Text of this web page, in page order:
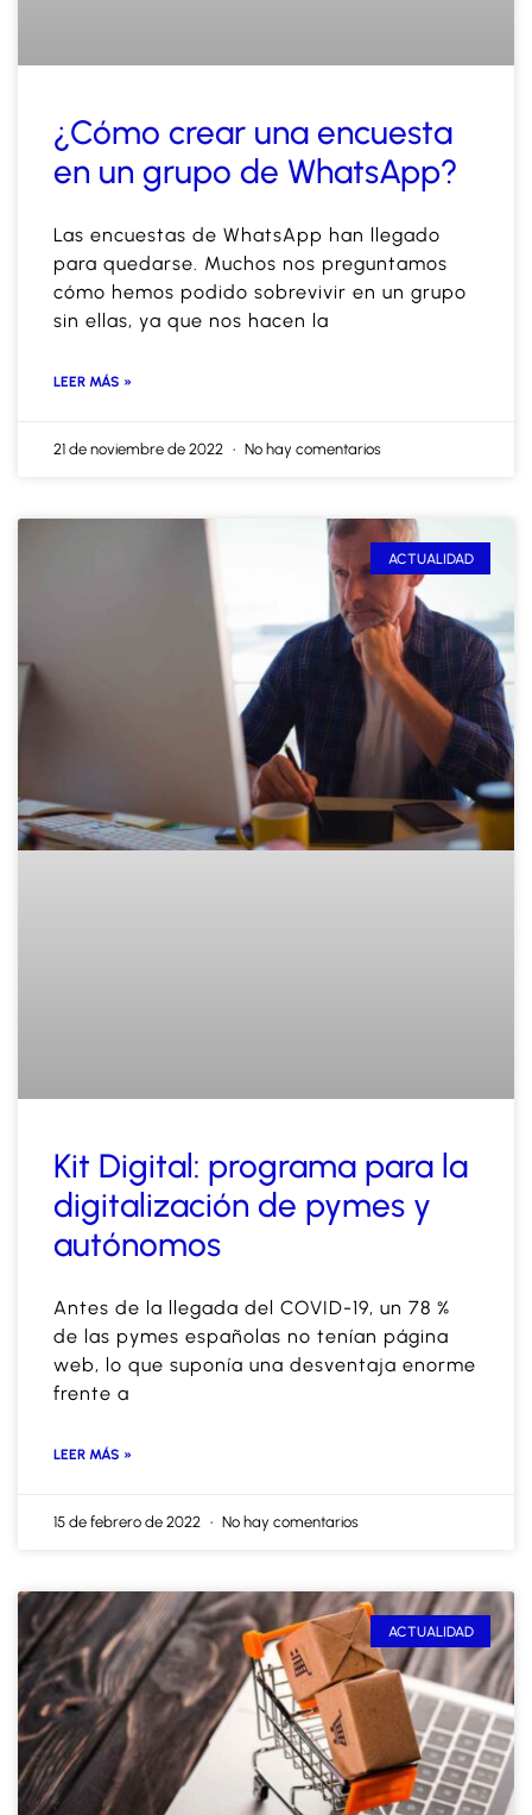
¿Cómo crear una encuesta
en un grupo de WhatsApp?
Las encuestas de WhatsApp han llegado
para quedarse. Muchos nos preguntamos
cómo hemos podido sobrevivir en un grupo
sin ellas, ya que nos hacen la
LEER MÁS »
21 de noviembre de 2022 No hay comentarios
ACTUALIDAD
Kit Digital: programa para la
digitalización de pymes y
autónomos
Antes de la llegada del COVID-19, un 78 %
de las pymes españolas no tenían página
web, lo que suponía una desventaja enorme
frente a
LEER MÁS »
15 de febrero de 2022 No hay comentarios
ACTUALIDAD